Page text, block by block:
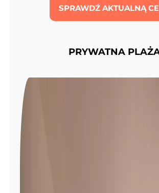
SPRAWDŹ AKTUALNĄ
PRYWATNA